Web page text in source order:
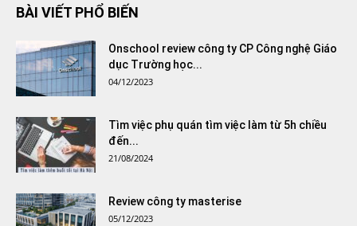
BÀI VIẾT PHỔ BIẾN
Onschool review công ty CP Công nghệ Giáo
dục Trường học...
04/12/2023
Tìm việc phụ quán tìm việc làm từ 5h chiều
đến...
21/08/2024
Review công ty masterise
05/12/2023